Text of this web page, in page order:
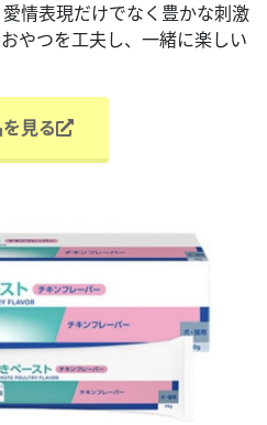
情表現だけでなく豊かな刺激
やつを工夫し、一緒に楽しい
見る